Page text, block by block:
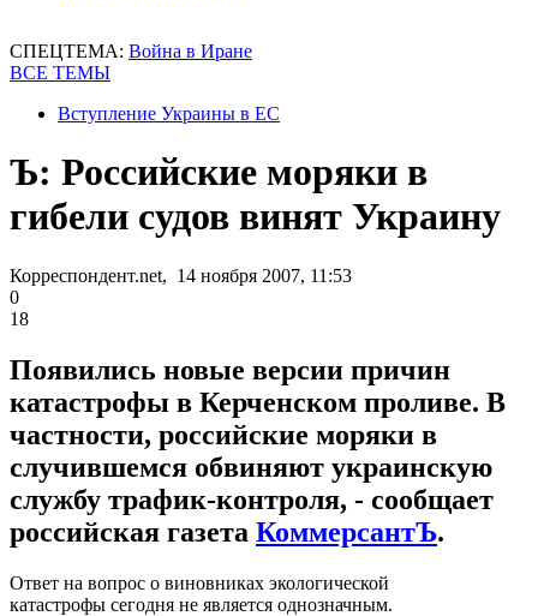
СПЕЦТЕМА: Война в Иране
ВСЕ ТЕМЫ
Вступление Украины в ЕС
Ъ: Российские моряки в
гибели судов винят Украину
Корреспондент.net, 14 ноября 2007, 11:53
0
18
Появились новые версии причин
катастрофы в Керченском проливе. В
частности, российские моряки в
случившемся обвиняют украинскую
службу трафик-контроля, - сообщает
российская газета КоммерсантЪ.
Ответ на вопрос о виновниках экологической
катастрофы сегодня не является однозначным.